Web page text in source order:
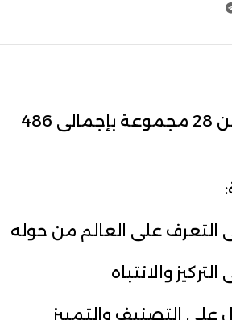
محتوياتها عبارة عن 28 مجموعة بإجمالی 486
على العالم من حوله
والانتباه
على التصنيف والتمييز